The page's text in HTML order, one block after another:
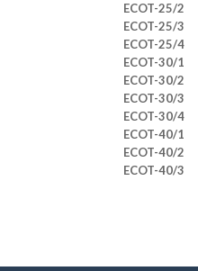
ECOT-25/2
ECOT-25/3
ECOT-25/4
ECOT-30/1
ECOT-30/2
ECOT-30/3
ECOT-30/4
ECOT-40/1
ECOT-40/2
ECOT-40/3